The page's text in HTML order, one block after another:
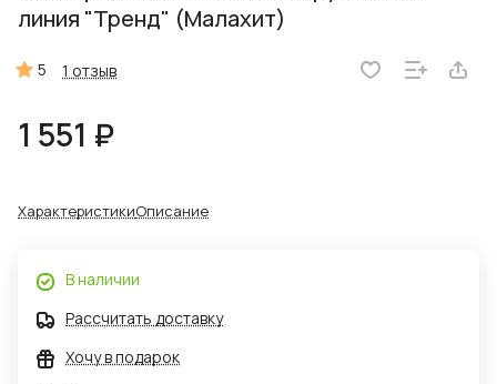
линия "Тренд" (Малахит)
5 1 отзыв
1 551 ₽
ХарактеристикиОписание
В наличии
Рассчитать доставку
Хочу в подарок